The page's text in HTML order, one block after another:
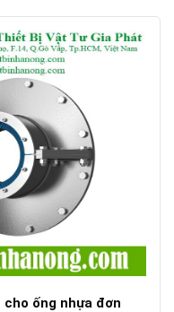
ống nhựa đơn